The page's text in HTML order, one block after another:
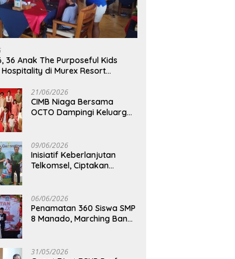
36 Anak The Purposeful Kids
di Murex Resort
21/06/2026
CIMB Niaga Bersama
OCTO Dampingi Keluarga
09/06/2026
Inisiatif Keberlanjutan
Telkomsel, Ciptakan
06/06/2026
Penamatan 360 Siswa SMP
8 Manado, Marching Band
31/05/2026